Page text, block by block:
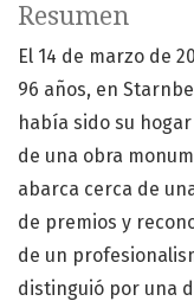
Resumen
El 14 de marzo de
96 años, en
había sido su
de una obra
abarca cerca de
de premios y
de un
distinguió por una